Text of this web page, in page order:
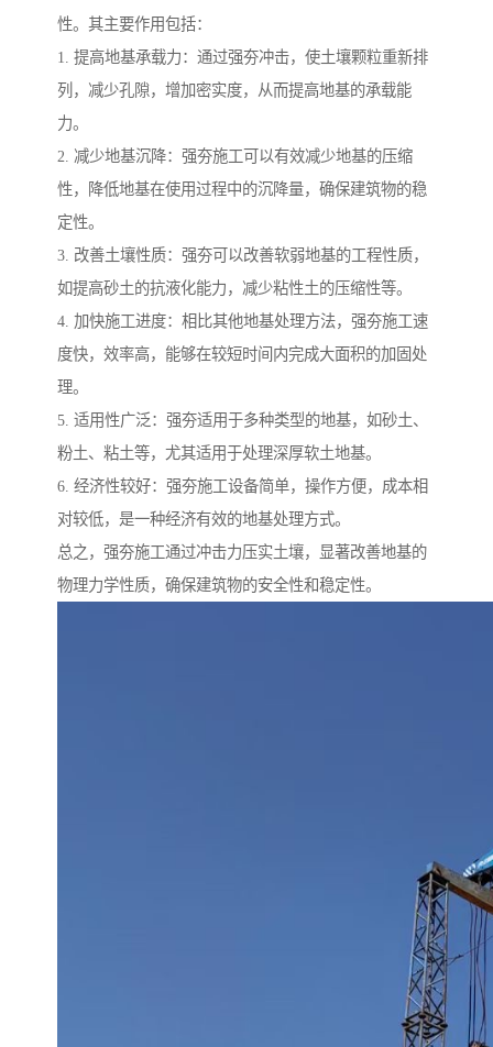
性。其主要作用包括：
1. 提高地基承载力：通过强夯冲击，使土壤颗粒重新排
列，减少孔隙，增加密实度，从而提高地基的承载能
力。
2. 减少地基沉降：强夯施工可以有效减少地基的压缩
性，降低地基在使用过程中的沉降量，确保建筑物的稳
定性。
3. 改善土壤性质：强夯可以改善软弱地基的工程性质，
如提高砂土的抗液化能力，减少粘性土的压缩性等。
4. 加快施工进度：相比其他地基处理方法，强夯施工速
度快，效率高，能够在较短时间内完成大面积的加固处
理。
5. 适用性广泛：强夯适用于多种类型的地基，如砂土、
粉土、粘土等，尤其适用于处理深厚软土地基。
6. 经济性较好：强夯施工设备简单，操作方便，成本相
对较低，是一种经济有效的地基处理方式。
总之，强夯施工通过冲击力压实土壤，显著改善地基的
物理力学性质，确保建筑物的安全性和稳定性。